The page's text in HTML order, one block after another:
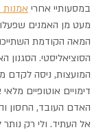
במסעותיי אחרי אמנות
מעט מן האמנים
המאה הקודמת
הסוציאליסטי.
המועצות, ניסה לקדם
דימויים אוטופיים
האדם העובד, החסון
אל העתיד. ולי רק